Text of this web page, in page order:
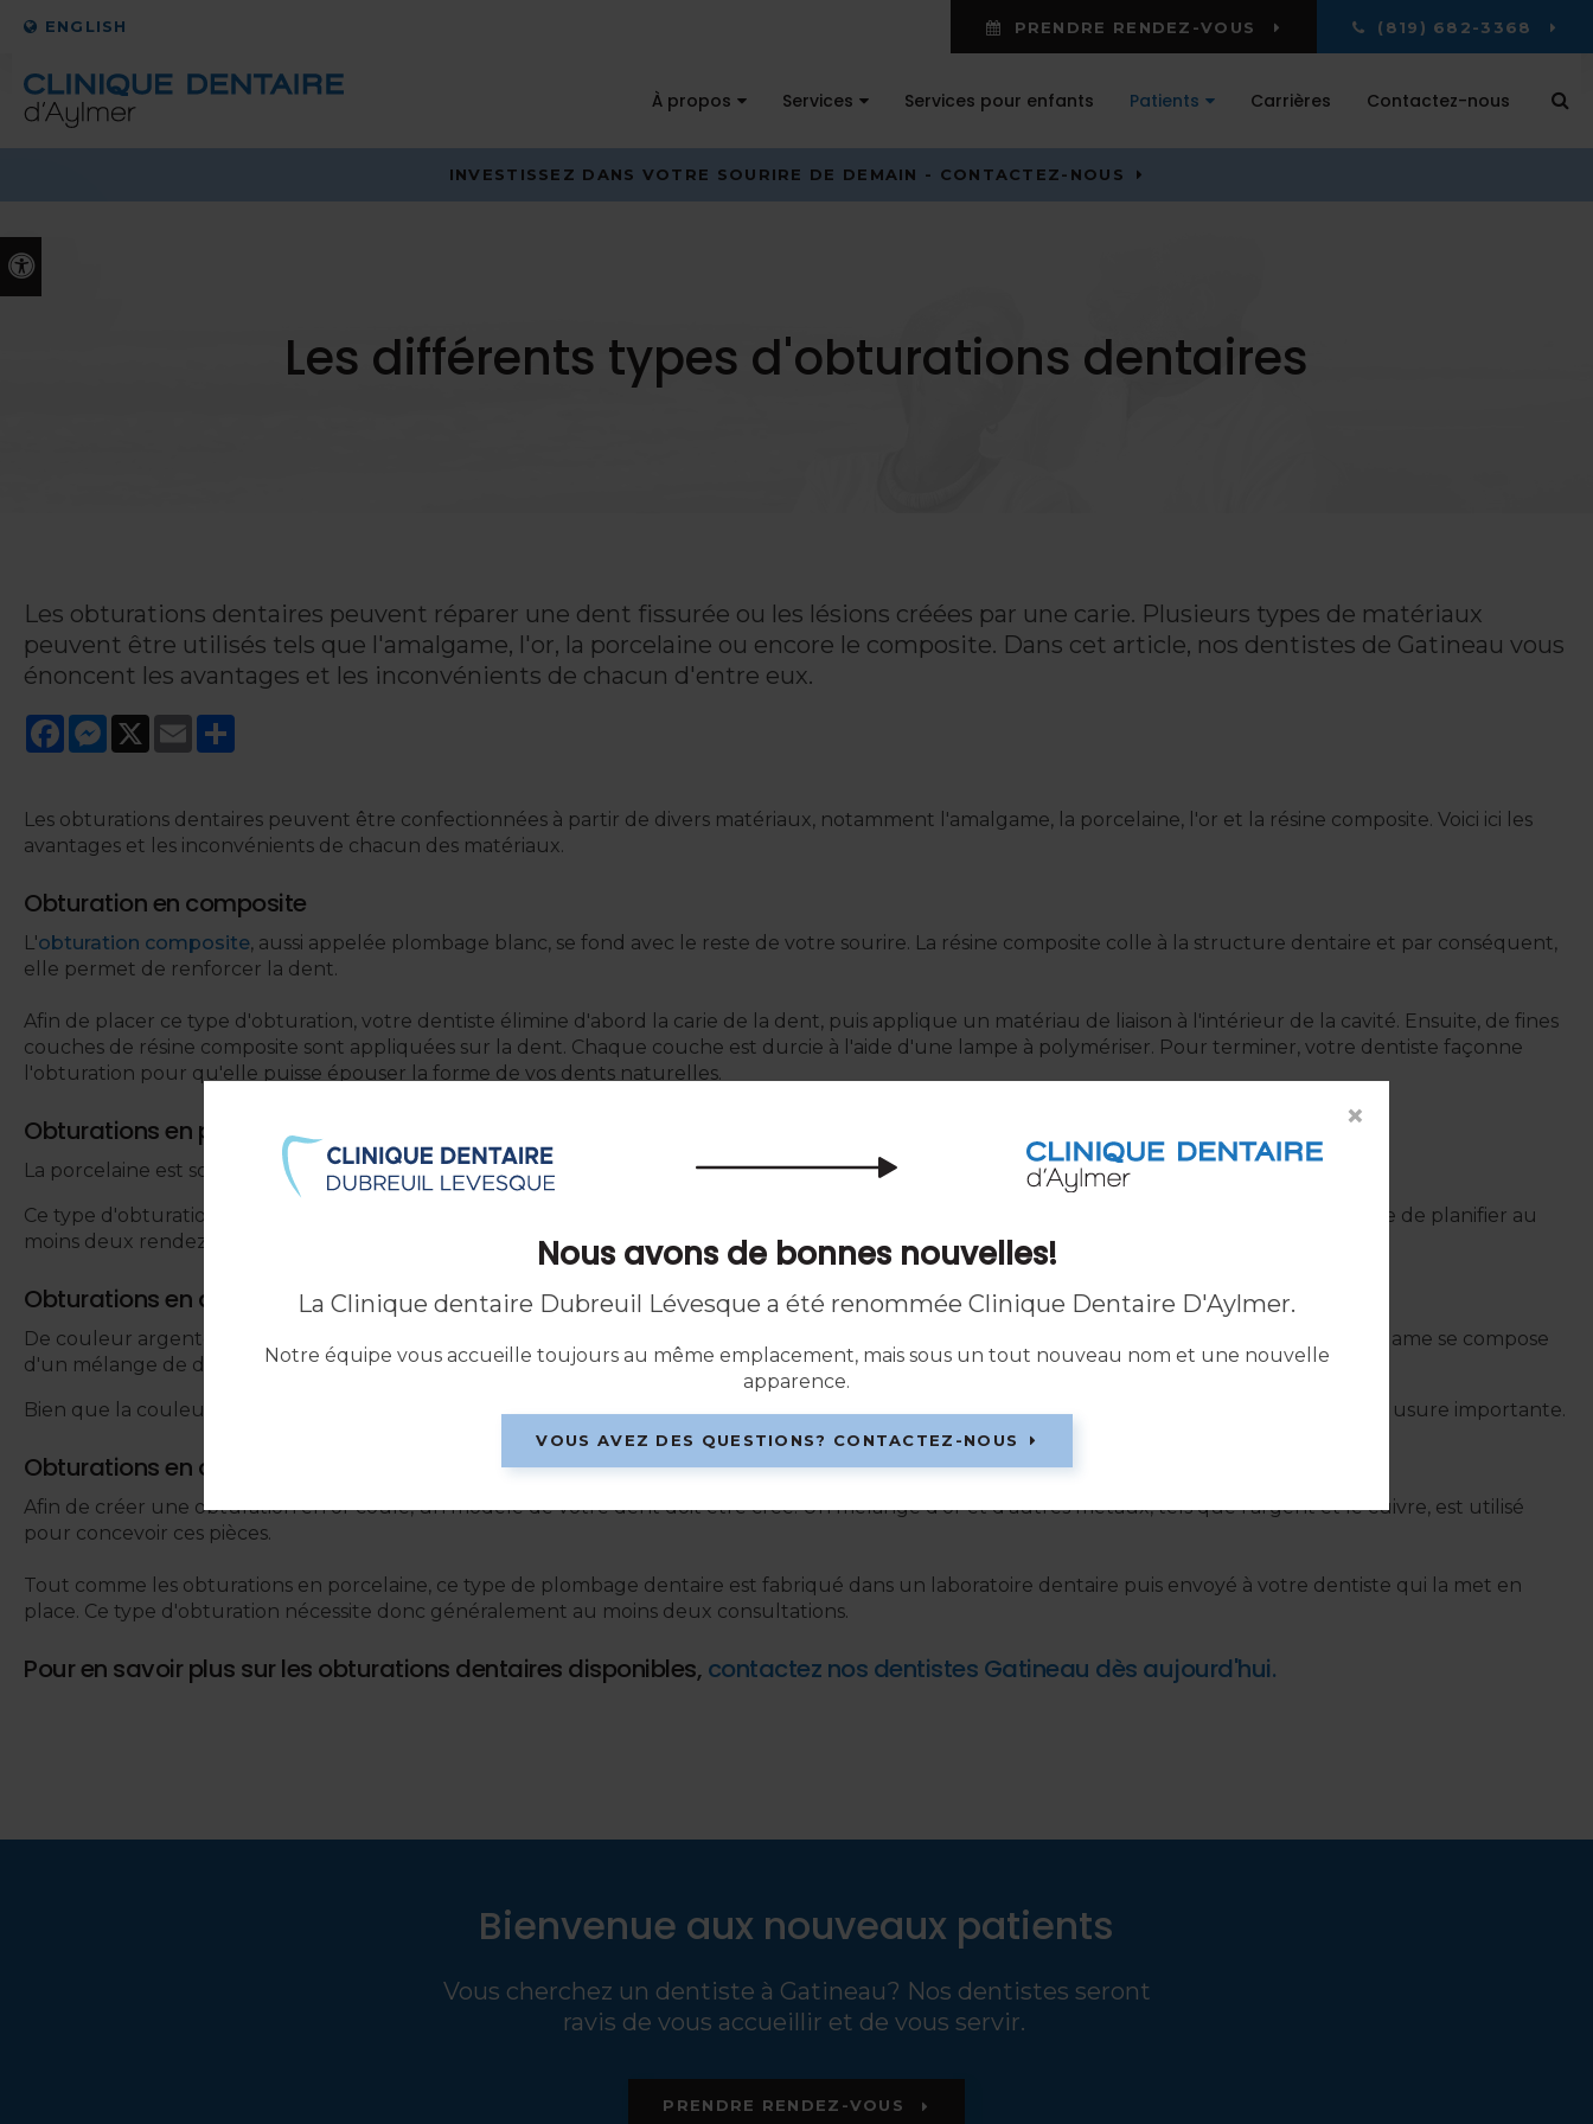
Version accessible
ENGLISH PRENDRE RENDEZ-VOUS (819) 682-3368
À propos Services Services pour enfants Patients Carrières Contactez-nous
INVESTISSEZ DANS VOTRE SOURIRE DE DEMAIN - CONTACTEZ-NOUS
Les différents types d'obturations dentaires
Les obturations dentaires peuvent réparer une dent fissurée ou les lésions créées par une carie. Plusieurs types de matériaux
peuvent être utilisés tels que l'amalgame, l'or, la porcelaine ou encore le composite. Dans cet article, nos dentistes de Gatineau vous
énoncent les avantages et les inconvénients de chacun d'entre eux.
FacebookMessenger
X Email
Les obturations dentaires peuvent être confectionnées à partir de divers matériaux, notamment l'amalgame, la porcelaine, l'or et la résine composite. Voici ici les
avantages et les inconvénients de chacun des matériaux.
Obturation en composite
L'obturation composite, aussi appelée plombage blanc, se fond avec le reste de votre sourire. La résine composite colle à la structure dentaire et par conséquent,
elle permet de renforcer la dent.
Afin de placer ce type d'obturation, votre dentiste élimine d'abord la carie de la dent, puis applique un matériau de liaison à l'intérieur de la cavité. Ensuite, de fines
couches de résine composite sont appliquées sur la dent. Chaque couche est durcie à l'aide d'une lampe à polymériser. Pour terminer, votre dentiste façonne
l'obturation pour qu'elle puisse épouser la forme de vos dents naturelles.
Obturations en porcelaine
La porcelaine est souvent combinée au métal pour une obturation solide et d’apparence naturelle.
Ce type d'obturation est créé en laboratoire dentaire puis envoyé à votre dentiste, qui la place dans votre bouche. Il est généralement nécessaire de planifier au
moins deux rendez-vous afin de compléter la procédure.
Obturations en amalgame
De couleur argentée, les obturations en amalgame sont habituellement utilisées pour obturer les dents situées à l'arrière de la bouche. L'amalgame se compose
d'un mélange de divers métaux tels que le mercure, l'argent, le cuivre et l'étain.
Bien que la couleur argentée puisse ne pas plaire à tout le monde, elle constitue une option de longue durée pour les molaires soumises à une usure importante.
Obturations en or
Afin de créer une obturation en or coulé, un modèle de votre dent doit être créé. Un mélange d'or et d'autres métaux, tels que l'argent et le cuivre, est utilisé
pour concevoir ces pièces.
Tout comme les obturations en porcelaine, ce type de plombage dentaire est fabriqué dans un laboratoire dentaire puis envoyé à votre dentiste qui la met en
place. Ce type d'obturation nécessite donc généralement au moins deux consultations.
Pour en savoir plus sur les obturations dentaires disponibles, contactez nos dentistes Gatineau dès aujourd'hui.
Bienvenue aux nouveaux patients
Vous cherchez un dentiste à Gatineau? Nos dentistes seront
ravis de vous accueillir et de vous servir.
PRENDRE RENDEZ-VOUS
×
Nous avons de bonnes nouvelles!
La Clinique dentaire Dubreuil Lévesque a été renommée Clinique Dentaire D'Aylmer.
Notre équipe vous accueille toujours au même emplacement, mais sous un tout nouveau nom et une nouvelle
apparence.
VOUS AVEZ DES QUESTIONS? CONTACTEZ-NOUS